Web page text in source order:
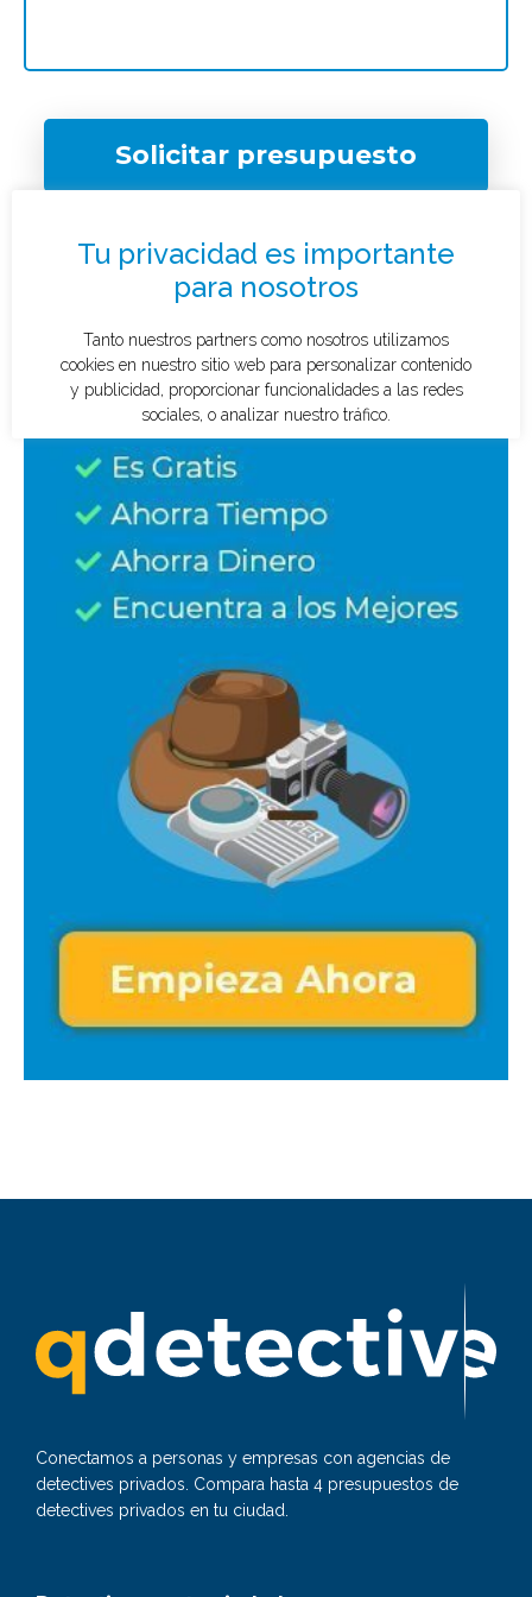
Solicitar presupuesto
Conectamos a personas y empresas con agencias de
detectives privados. Compara hasta 4 presupuestos de
detectives privados en tu ciudad.
¿Qué tipo de caso quieres investigar?